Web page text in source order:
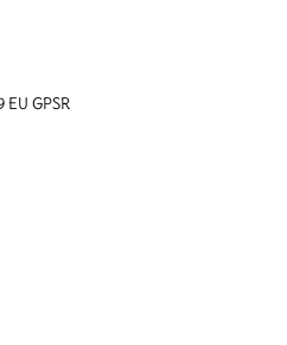
GPSR